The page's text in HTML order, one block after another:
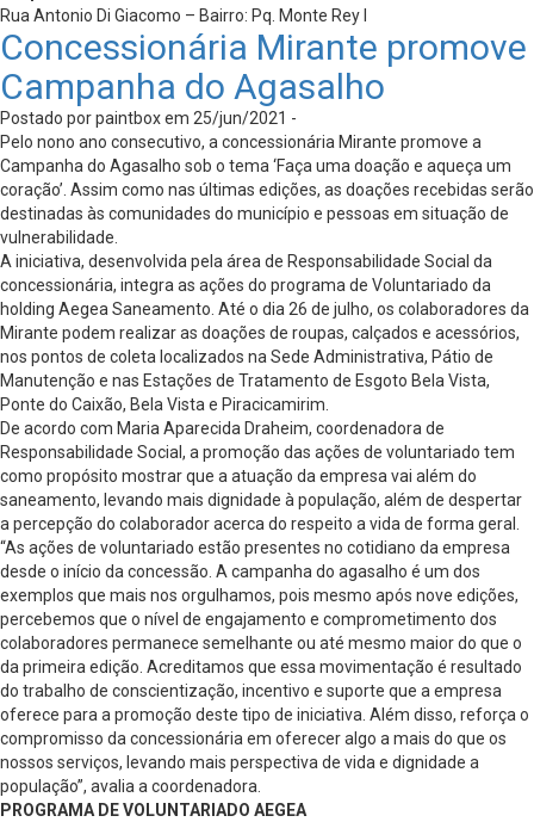
Rua Antonio Di Giacomo – Bairro: Pq. Monte Rey I
Concessionária Mirante promove
Campanha do Agasalho
Postado por paintbox em 25/jun/2021 -
Pelo nono ano consecutivo, a concessionária Mirante promove a
Campanha do Agasalho sob o tema ‘Faça uma doação e aqueça um
coração’. Assim como nas últimas edições, as doações recebidas serão
destinadas às comunidades do município e pessoas em situação de
vulnerabilidade.
A iniciativa, desenvolvida pela área de Responsabilidade Social da
concessionária, integra as ações do programa de Voluntariado da
holding Aegea Saneamento. Até o dia 26 de julho, os colaboradores da
Mirante podem realizar as doações de roupas, calçados e acessórios,
nos pontos de coleta localizados na Sede Administrativa, Pátio de
Manutenção e nas Estações de Tratamento de Esgoto Bela Vista,
Ponte do Caixão, Bela Vista e Piracicamirim.
De acordo com Maria Aparecida Draheim, coordenadora de
Responsabilidade Social, a promoção das ações de voluntariado tem
como propósito mostrar que a atuação da empresa vai além do
saneamento, levando mais dignidade à população, além de despertar
a percepção do colaborador acerca do respeito a vida de forma geral.
“As ações de voluntariado estão presentes no cotidiano da empresa
desde o início da concessão. A campanha do agasalho é um dos
exemplos que mais nos orgulhamos, pois mesmo após nove edições,
percebemos que o nível de engajamento e comprometimento dos
colaboradores permanece semelhante ou até mesmo maior do que o
da primeira edição. Acreditamos que essa movimentação é resultado
do trabalho de conscientização, incentivo e suporte que a empresa
oferece para a promoção deste tipo de iniciativa. Além disso, reforça o
compromisso da concessionária em oferecer algo a mais do que os
nossos serviços, levando mais perspectiva de vida e dignidade a
população”, avalia a coordenadora.
PROGRAMA DE VOLUNTARIADO AEGEA